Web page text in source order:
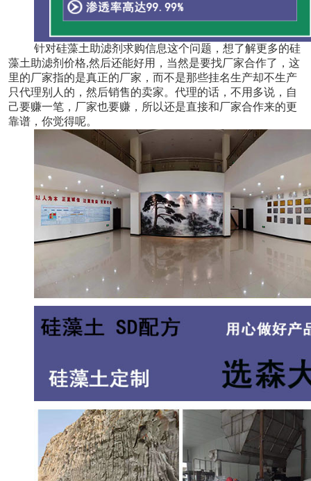
针对硅藻土助滤剂求购信息这个问题，想了解更多的硅
藻土助滤剂价格,然后还能好用，当然是要找厂家合作了，这
里的厂家指的是真正的厂家，而不是那些挂名生产却不生产
只代理别人的，然后销售的卖家。代理的话，不用多说，自
己要赚一笔，厂家也要赚，所以还是直接和厂家合作来的更
靠谱，你觉得呢。